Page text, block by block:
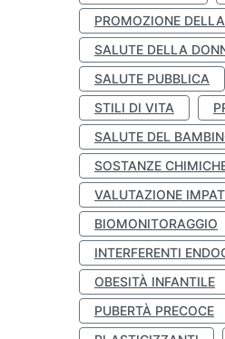
PROMOZIONE
SALUTE DELLA
SALUTE PUBBLICA
STILI DI VITA
SALUTE DEL
SOSTANZE
VALUTAZIONE
BIOMONITORAGGIO
INTERFERENTI
OBESITÀ INFANTILE
PUBERTÀ PRECOCE